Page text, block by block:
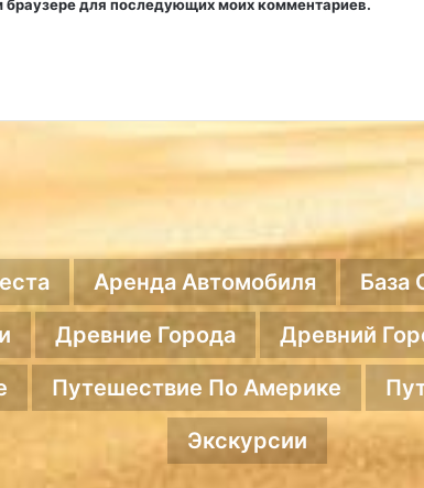
браузере для последующих моих комментариев.
Аренда Автомобиля База
Древние Города Древний
Путешествие По Америке
Экскурсии